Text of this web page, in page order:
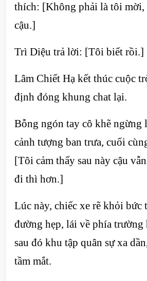
thích: [Không phải là tôi mời,
cậu.]
Trì Diệu trả lời: [Tôi biết rồi.]
Lâm Chiết Hạ kết thúc cuộc
định đóng khung chat lại.
Bỗng ngón tay cô khẽ ngừng
cảnh tượng ban trưa, cuối
[Tôi cảm thấy sau này cậu
đi thì hơn.]
Lúc này, chiếc xe rẽ khỏi bức
đường hẹp, lái về phía trường
sau đó khu tập quân sự xa
tầm mắt.